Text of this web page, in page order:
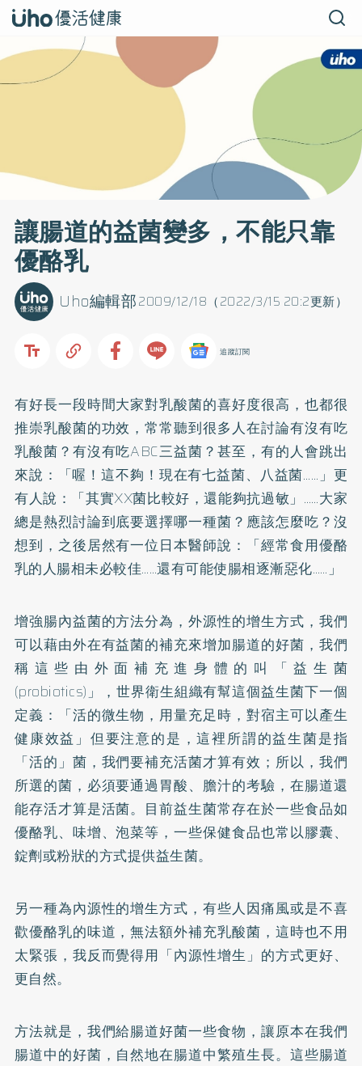
讓腸道的益菌變多，不能只靠
優酪乳
2009/12/18（2022/3/15 20:2更新）
Uho編輯部
追蹤訂閱
有好長一段時間大家對乳酸菌的喜好度很高，也都很
推崇乳酸菌的功效，常常聽到很多人在討論有沒有吃
乳酸菌？有沒有吃ABC三益菌？甚至，有的人會跳出
來說：「喔！這不夠！現在有七益菌、八益菌……」更
有人說：「其實XX菌比較好，還能夠抗過敏」……大家
總是熱烈討論到底要選擇哪一種菌？應該怎麼吃？沒
想到，之後居然有一位日本醫師說：「經常食用優酪
乳的人腸相未必較佳……還有可能使腸相逐漸惡化……」
增強腸內益菌的方法分為，外源性的增生方式，我們
可以藉由外在有益菌的補充來增加腸道的好菌，我們
稱這些由外面補充進身體的叫「益生菌
(probiotics)」，世界衛生組織有幫這個益生菌下一個
定義：「活的微生物，用量充足時，對宿主可以產生
健康效益」但要注意的是，這裡所謂的益生菌是指
「活的」菌，我們要補充活菌才算有效；所以，我們
所選的菌，必須要通過胃酸、膽汁的考驗，在腸道還
能存活才算是活菌。目前益生菌常存在於一些食品如
優酪乳、味增、泡菜等，一些保健食品也常以膠囊、
錠劑或粉狀的方式提供益生菌。
另一種為內源性的增生方式，有些人因痛風或是不喜
歡優酪乳的味道，無法額外補充乳酸菌，這時也不用
太緊張，我反而覺得用「內源性增生」的方式更好、
更自然。
方法就是，我們給腸道好菌一些食物，讓原本在我們
腸道中的好菌，自然地在腸道中繁殖生長。這些腸道